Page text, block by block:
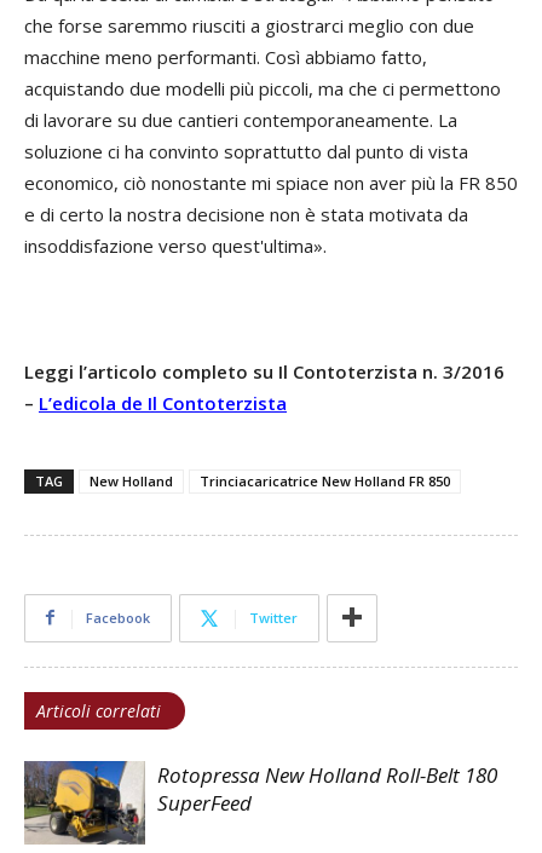
che forse saremmo riusciti a giostrarci meglio con due
macchine meno performanti. Così abbiamo fatto,
acquistando due modelli più piccoli, ma che ci permettono
di lavorare su due cantieri contemporaneamente. La
soluzione ci ha convinto soprattutto dal punto di vista
economico, ciò nonostante mi spiace non aver più la FR 850
e di certo la nostra decisione non è stata motivata da
insoddisfazione verso quest'ultima».
Leggi l’articolo completo su Il Contoterzista n. 3/2016
– L’edicola de Il Contoterzista
TAG New Holland Trinciacaricatrice New Holland FR 850
Facebook Twitter
Articoli correlati
Rotopressa New Holland Roll-Belt 180
SuperFeed